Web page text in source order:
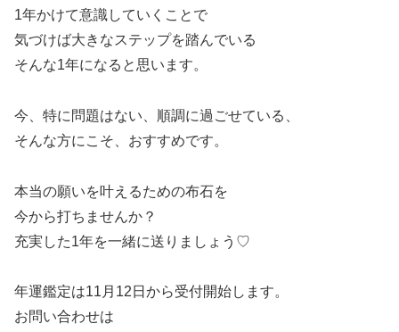
1年かけて意識していくことで
気づけば大きなステップを踏んでいる
そんな1年になると思います。
今、特に問題はない、順調に過ごせている、
そんな方にこそ、おすすめです。
本当の願いを叶えるための布石を
今から打ちませんか？
充実した1年を一緒に送りましょう♡
年運鑑定は11月12日から受付開始します。
お問い合わせは